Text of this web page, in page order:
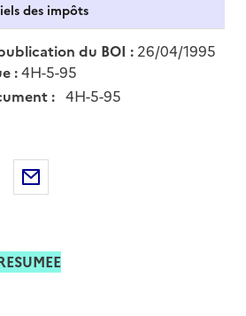
des impôts
du BOI : 26/04/1995
:4H-5-95
: 4H-5-95
au format pdf
sur Twitter
Partager sur LinkedIn